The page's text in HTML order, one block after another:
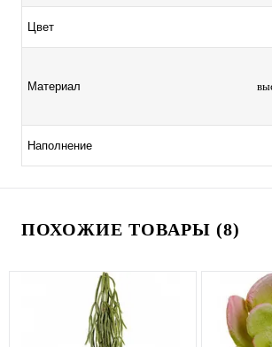
Цвет
Материал
Наполнение
ПОХОЖИЕ ТОВАРЫ (8)